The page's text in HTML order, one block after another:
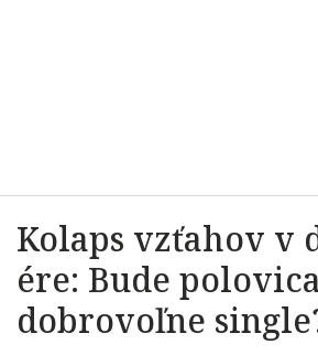
Kolaps vzťahov v
ére: Bude
dobrovoľne